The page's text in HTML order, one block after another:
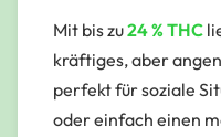
Mit bis zu24 % THC
kräftiges, aber
perfekt für soziale
oder einfach einen